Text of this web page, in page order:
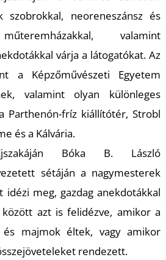
szobrokkal, neoreneszánsz és
valamint
várja a látogatókat. Az
a Képzőművészeti Egyetem
valamint olyan különleges
Parthenón-fríz kiállítótér, Strobl
és a Kálvária.
Bóka B. László
sétáján a nagymesterek
idézi meg, gazdag anekdotákkal
azt is felidézve, amikor a
majmok éltek, vagy amikor
rendezett.